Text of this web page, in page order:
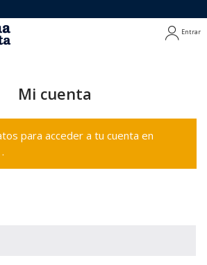
Entrar
Mi cuenta
para acceder a tu cuenta en